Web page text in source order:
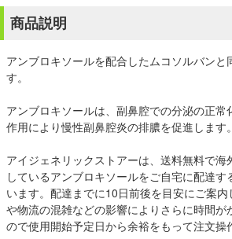
商品説明
アンブロキソールを配合したムコソルバンと
す。
アンブロキソールは、副鼻腔での分泌の正常
作用により慢性副鼻腔炎の排膿を促進します。
アイジェネリックストアーは、送料無料で海
しているアンブロキソールをご自宅に配達す
います。配達までに10日前後を目安にご案
や物流の混雑などの影響によりさらに時間が
ので使用開始予定日から余裕をもって注文操